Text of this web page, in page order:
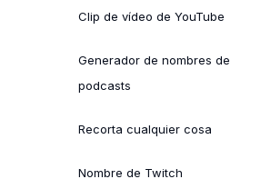
Clip de vídeo de YouTube
Generador de nombres de
podcasts
Recorta cualquier cosa
Nombre de Twitch